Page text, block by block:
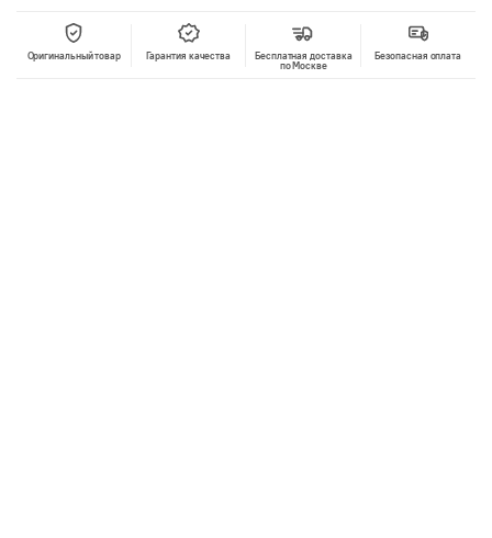
Оригинальный товар Гарантия качества
Бесплатная доставка
по Москве
Безопасная оплата